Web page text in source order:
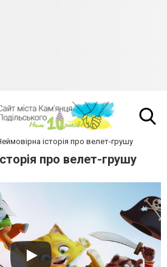
історія про велет-грушу
про велет-грушу